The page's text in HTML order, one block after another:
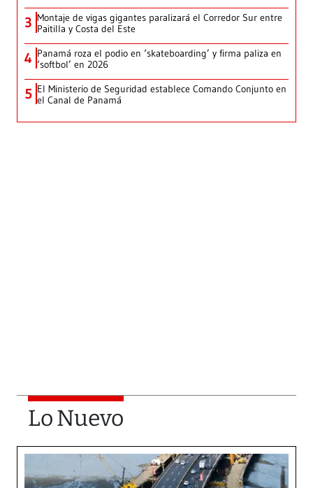
3 Montaje de vigas gigantes paralizará el Corredor Sur entre
Paitilla y Costa del Este
4 Panamá roza el podio en ‘skateboarding’ y firma paliza en
‘softbol’ en 2026
5 El Ministerio de Seguridad establece Comando Conjunto en
el Canal de Panamá
Lo Nuevo